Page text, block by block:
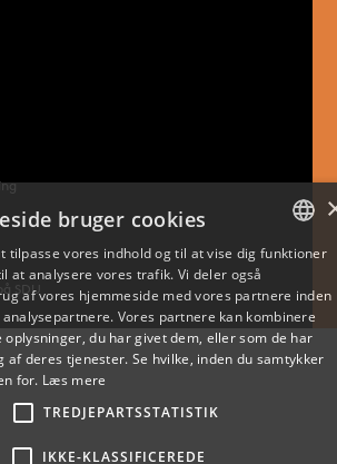
SDU
ENGLISH
bruger cookies
tilpasse vores indhold og til at vise dig funktioner
at analysere vores trafik. Vi deler også
af vores hjemmeside med vores partnere inden
Vores partnere kan kombinere
oplysninger, du har givet dem, eller som de har
af deres tjenester. Se hvilke, inden du samtykker
for. Læs mere
TREDJEPARTSSTATISTIK
IKKE-KLASSIFICEREDE